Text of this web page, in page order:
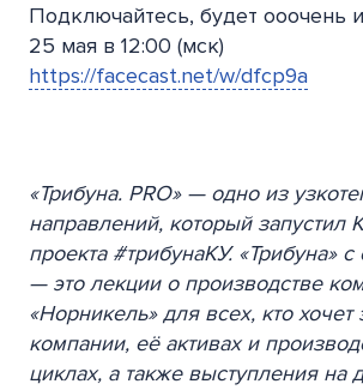
Подключайтесь, будет ооочень
25 мая в 12:00 (мск)
https://facecast.net/w/dfcp9a
«Трибуна. PRO» — одно из
направлений, который запустил
проекта #трибунаКУ. «Трибуна» с
— это лекции о производстве
«Норникель» для всех, кто хочет
компании, её активах и
циклах, а также выступления на